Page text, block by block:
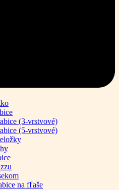
(3-vrstvové)
(5-vrstvové)
na fľaše